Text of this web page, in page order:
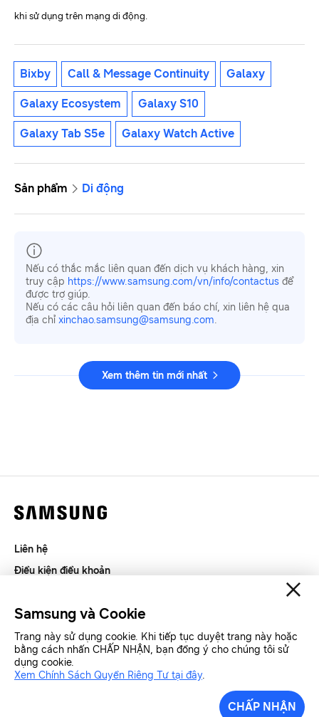
khi sử dụng trên mạng di động.
Bixby Call & Message Continuity Galaxy
Galaxy Ecosystem Galaxy S10
Galaxy Tab S5e Galaxy Watch Active
Sản phẩm Di động
Nếu có thắc mắc liên quan đến dịch vụ khách hàng, xin
truy cập https://www.samsung.com/vn/info/contactus để
được trợ giúp.
Nếu có các câu hỏi liên quan đến báo chí, xin liên hệ qua
địa chỉ xinchao.samsung@samsung.com.
Xem thêm tin mới nhất
Liên hệ
Điều kiện điều khoản
SAMSUNG.COM
Copyright© SAMSUNG All Rights Reserved.
Samsung Xin chào
Samsung và Cookie
Trang này sử dụng cookie. Khi tiếp tục duyệt trang này hoặc
bằng cách nhấn CHẤP NHẬN, bạn đồng ý cho chúng tôi sử
dụng cookie.
Xem Chính Sách Quyền Riêng Tư tại đây.
CHẤP NHẬN